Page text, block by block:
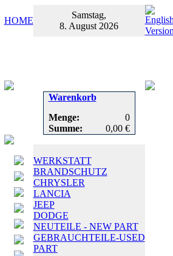
HOME
Samstag,
8. August 2026
Warenkorb
Menge:
0
Summe:
0,00 €
WERKSTATT
BRANDSCHUTZ
CHRYSLER
LANCIA
JEEP
DODGE
NEUTEILE - NEW PART
GEBRAUCHTEILE-USED
PART